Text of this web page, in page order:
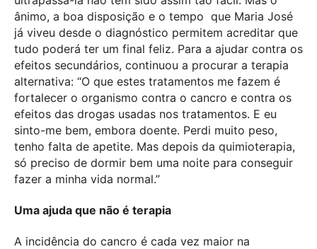
ânimo, a boa disposição e o tempo que Maria José
já viveu desde o diagnóstico permitem acreditar que
tudo poderá ter um final feliz. Para a ajudar contra os
efeitos secundários, continuou a procurar a terapia
alternativa: “O que estes tratamentos me fazem é
fortalecer o organismo contra o cancro e contra os
efeitos das drogas usadas nos tratamentos. E eu
sinto-me bem, embora doente. Perdi muito peso,
tenho falta de apetite. Mas depois da quimioterapia,
só preciso de dormir bem uma noite para conseguir
fazer a minha vida normal.”
Uma ajuda que não é terapia
A incidência do cancro é cada vez maior na